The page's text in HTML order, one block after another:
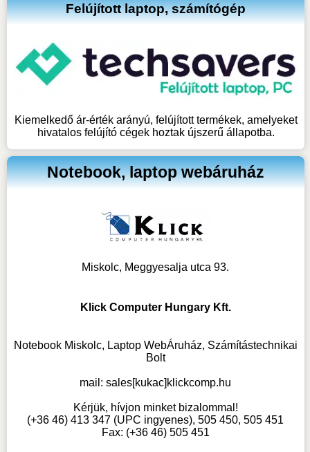
Felújított laptop, számítógép
Kiemelkedő ár-érték arányú, felújított termékek, amelyeket
hivatalos felújító cégek hoztak újszerű állapotba.
Notebook, laptop webáruház
Miskolc, Meggyesalja utca 93.
Klick Computer Hungary Kft.
Notebook Miskolc, Laptop WebÁruház, Számítástechnikai
Bolt
mail:sales[kukac]klickcomp.hu
Kérjük, hívjon minket bizalommal!
(+36 46) 413 347 (UPC ingyenes), 505 450, 505 451
Fax: (+36 46) 505 451